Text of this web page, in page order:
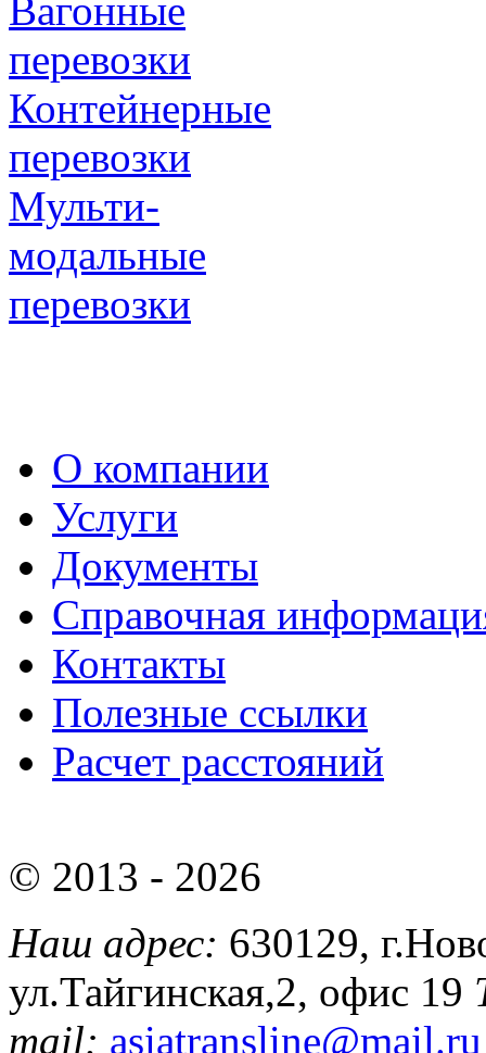
Вагонные
перевозки
Контейнерные
перевозки
Мульти-
модальные
перевозки
О компании
Услуги
Документы
Справочная
Контакты
Полезные ссылки
Расчет расстояний
© 2013 - 2026
Наш адрес: 630129,
ул.Тайгинская,2, офис 19
mail: asiatransline@mail.ru